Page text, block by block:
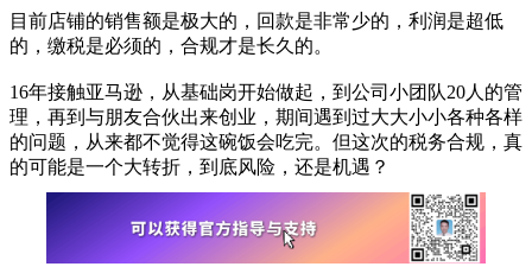
目前店铺的销售额是极大的，回款是非常少的，利润是超低
的，缴税是必须的，合规才是长久的。
16年接触亚马逊，从基础岗开始做起，到公司小团队20人的管
理，再到与朋友合伙出来创业，期间遇到过大大小小各种各样
的问题，从来都不觉得这碗饭会吃完。但这次的税务合规，真
的可能是一个大转折，到底风险，还是机遇？